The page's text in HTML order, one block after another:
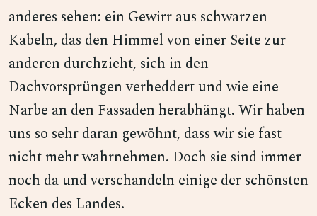
anderes sehen: ein Gewirr aus schwarzen
Kabeln, das den Himmel von einer Seite zur
anderen durchzieht, sich in den
Dachvorsprüngen verheddert und wie eine
Narbe an den Fassaden herabhängt. Wir haben
uns so sehr daran gewöhnt, dass wir sie fast
nicht mehr wahrnehmen. Doch sie sind immer
noch da und verschandeln einige der schönsten
Ecken des Landes.